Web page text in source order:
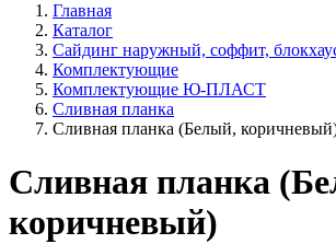
Главная
Каталог
Сайдинг наружный, соффит,
Комплектующие
Комплектующие Ю-ПЛАСТ
Сливная планка
Сливная планка (Белый,
Сливная планка
коричневый)